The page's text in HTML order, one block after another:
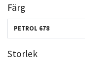
Färg
PETROL 678
Storlek